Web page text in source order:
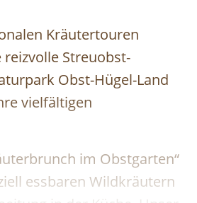
Kräutertouren
Streuobst-
Obst-Hügel-Land
vielfältigen
im Obstgarten“
essbaren Wildkräutern